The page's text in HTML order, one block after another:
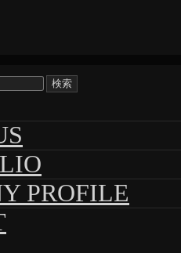
PROFILE